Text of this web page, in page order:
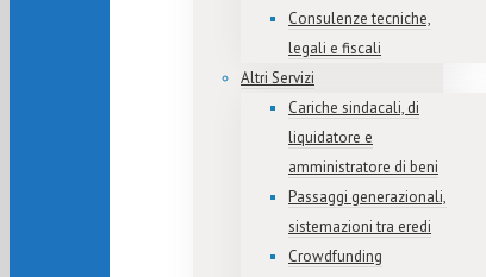
Consulenze tecniche,
legali e fiscali
Altri Servizi
Cariche sindacali, di
liquidatore e
amministratore di beni
Passaggi generazionali,
sistemazioni tra eredi
Crowdfunding